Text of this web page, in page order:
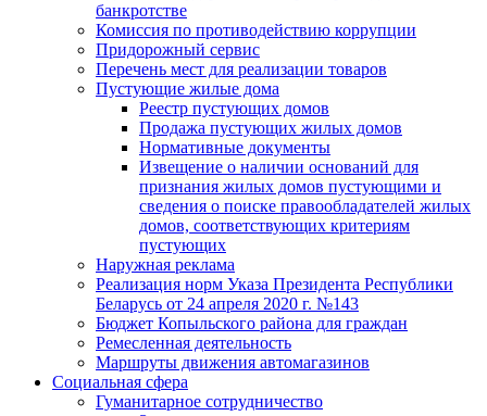
банкротстве
Комиссия по противодействию коррупции
Придорожный сервис
Перечень мест для реализации товаров
Пустующие жилые дома
Реестр пустующих домов
Продажа пустующих жилых домов
Нормативные документы
Извещение о наличии оснований для
признания жилых домов пустующими и
сведения о поиске правообладателей жилых
домов, соответствующих критериям
пустующих
Наружная реклама
Реализация норм Указа Президента Республики
Беларусь от 24 апреля 2020 г. №143
Бюджет Копыльского района для граждан
Ремесленная деятельность
Маршруты движения автомагазинов
Социальная сфера
Гуманитарное сотрудничество